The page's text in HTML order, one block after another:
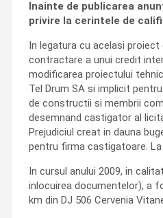
Inainte de publicarea
privire la cerintele de
In legatura cu acelasi proiect
contractare a unui credit
modificarea proiectului
Tel Drum SA si implicit
de constructii si membrii
desemnand castigator al
Prejudiciul creat in dauna
pentru firma castigatoare.
In cursul anului 2009, in
inlocuirea documentelor), a
km din DJ 506 Cervenia